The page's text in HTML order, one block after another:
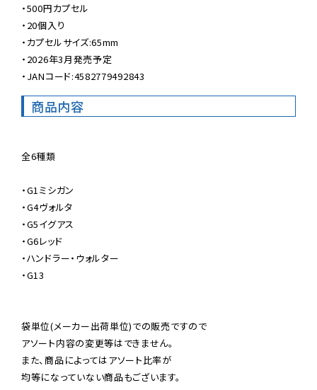
・500円カプセル
・20個入り
・カプセルサイズ:65mm
・2026年3月発売予定
・JANコード:4582779492843
商品内容
全6種類
・G1ミシガン
・G4ヴォルタ
・G5イグアス
・G6レッド
・ハンドラー・ウォルター
・G13
袋単位(メーカー出荷単位)での販売ですので
アソート内容の変更等はできません。
また、商品によってはアソート比率が
均等になっていない商品もございます。